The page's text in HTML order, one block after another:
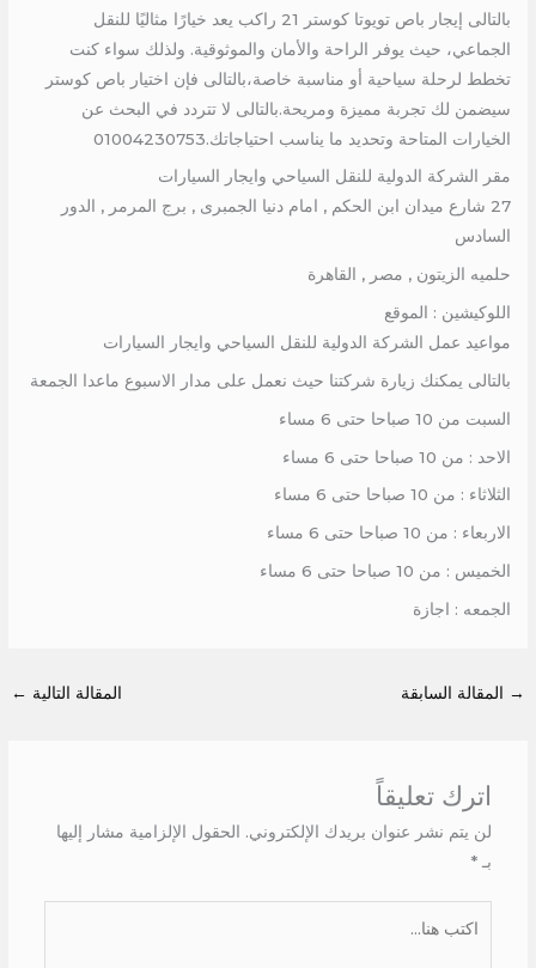
بالتالى إيجار باص تويوتا كوستر 21 راكب يعد خيارًا مثاليًا للنقل
الجماعي، حيث يوفر الراحة والأمان والموثوقية. ولذلك سواء كنت
تخطط لرحلة سياحية أو مناسبة خاصة،بالتالى فإن اختيار باص كوستر
سيضمن لك تجربة مميزة ومريحة.بالتالى لا تتردد في البحث عن
الخيارات المتاحة وتحديد ما يناسب احتياجاتك.01004230753
مقر الشركة الدولية للنقل السياحي وايجار السيارات
27 شارع ميدان ابن الحكم , امام دنيا الجمبرى , برج المرمر , الدور
السادس
حلميه الزيتون , مصر , القاهرة
اللوكيشين : الموقع
مواعيد عمل الشركة الدولية للنقل السياحي وايجار السيارات
بالتالى يمكنك زيارة شركتنا حيث نعمل على مدار الاسبوع ماعدا الجمعة
السبت من 10 صباحا حتى 6 مساء
الاحد : من 10 صباحا حتى 6 مساء
الثلاثاء : من 10 صباحا حتى 6 مساء
الاربعاء : من 10 صباحا حتى 6 مساء
الخميس : من 10 صباحا حتى 6 مساء
الجمعه : اجازة
→ المقالة السابقة المقالة التالية ←
اترك تعليقاً
لن يتم نشر عنوان بريدك الإلكتروني. الحقول الإلزامية مشار إليها
بـ *